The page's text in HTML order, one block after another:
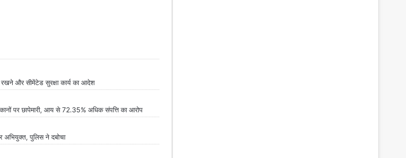
और सीमेंटेड सुरक्षा कार्य का आदेश
पर छापेमारी, आय से 72.35% अधिक संपत्ति का आरोप
पुलिस ने दबोचा